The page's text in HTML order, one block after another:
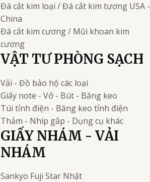
Đá cắt kim loại / Đá cắt kim tương USA -
China
Đá cắt kim cương / Mũi khoan kim
cương
VẬT TƯ PHÒNG SẠCH
Vải - Đồ bảo hộ các loại
Giấy note - Vở - Bút - Băng keo
Túi tỉnh điện - Băng keo tỉnh điện
Thảm - Nhíp gắp - Dụng cụ khác
GIẤY NHÁM - VẢI
NHÁM
Sankyo Fuji Star Nhật